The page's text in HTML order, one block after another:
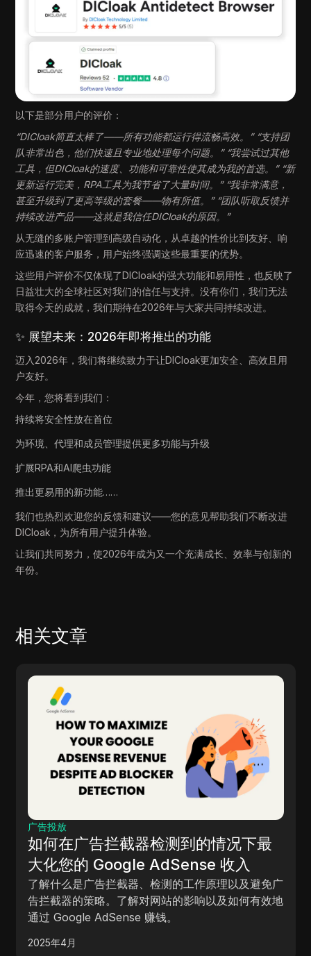
以下是部分用户的评价：
“DICloak简直太棒了——所有功能都运行得流畅高效。” “支持团
队非常出色，他们快速且专业地处理每个问题。” “我尝试过其他
工具，但DICloak的速度、功能和可靠性使其成为我的首选。” “新
更新运行完美，RPA工具为我节省了大量时间。” “我非常满意，
甚至升级到了更高等级的套餐——物有所值。” “团队听取反馈并
持续改进产品——这就是我信任DICloak的原因。”
从无缝的多账户管理到高级自动化，从卓越的性价比到友好、响
应迅速的客户服务，用户始终强调这些最重要的优势。
这些用户评价不仅体现了DICloak的强大功能和易用性，也反映了
日益壮大的全球社区对我们的信任与支持。没有你们，我们无法
取得今天的成就，我们期待在2026年与大家共同持续改进。
✨ 展望未来：2026年即将推出的功能
迈入2026年，我们将继续致力于让DICloak更加安全、高效且用
户友好。
今年，您将看到我们：
持续将安全性放在首位
为环境、代理和成员管理提供更多功能与升级
扩展RPA和AI爬虫功能
推出更易用的新功能……
我们也热烈欢迎您的反馈和建议——您的意见帮助我们不断改进
DICloak，为所有用户提升体验。
让我们共同努力，使2026年成为又一个充满成长、效率与创新的
年份。
相关文章
广告投放
如何在广告拦截器检测到的情况下最
大化您的 Google AdSense 收入
了解什么是广告拦截器、检测的工作原理以及避免广
告拦截器的策略。了解对网站的影响以及如何有效地
通过 Google AdSense 赚钱。
2025年4月